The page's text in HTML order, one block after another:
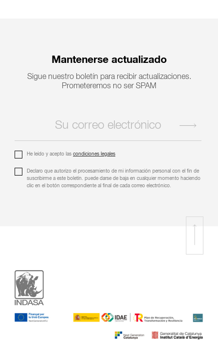
Revise el texto;
Aumente el campo de búsqueda con menos
palabras clave.
Revise el texto;
Aumente el campo de búsqueda con menos
palabras clave.
Mantenerse actualizado
Sigue nuestro boletín para recibir actualizaciones.
Prometeremos no ser SPAM
He leído y acepto las condiciones legales
Declaro que autorizo ​​el procesamiento de mi información personal con el fin de
suscribirme a este boletín. puede darse de baja en cualquier momento haciendo
clic en el botón correspondiente al final de cada correo electrónico.